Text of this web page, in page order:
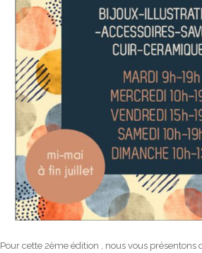
Pour cette 2ème édition , nous vous présentons